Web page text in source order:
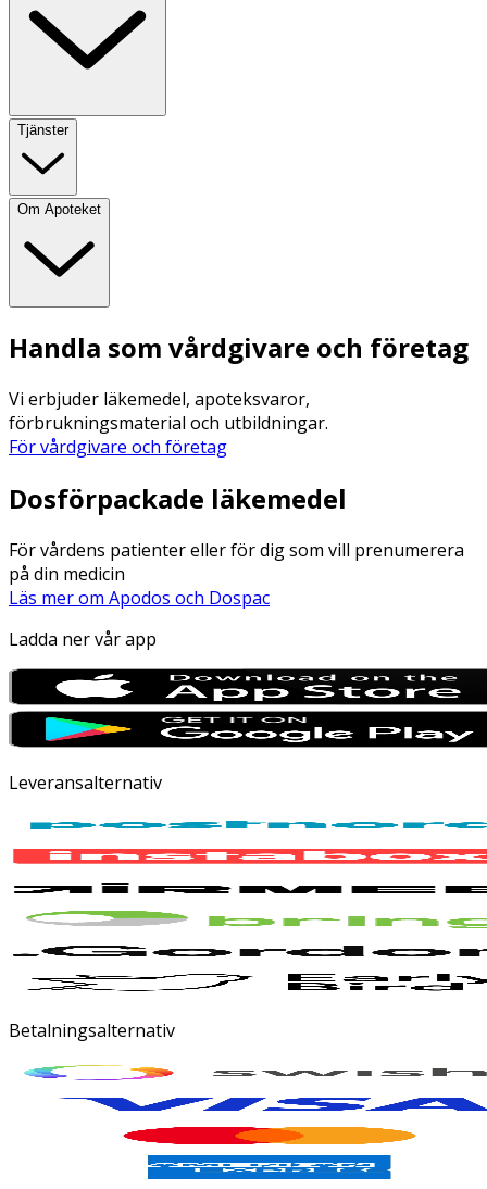
Tjänster
Om Apoteket
Handla som vårdgivare och företag
Vi erbjuder läkemedel, apoteksvaror,
förbrukningsmaterial och utbildningar.
För vårdgivare och företag
Dosförpackade läkemedel
För vårdens patienter eller för dig som vill prenumerera
på din medicin
Läs mer om Apodos och Dospac
Ladda ner vår app
Leveransalternativ
Betalningsalternativ